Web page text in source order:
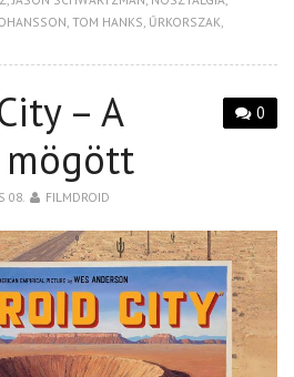
,TOM HANKS, ŰRKORSZAK,
0
– A
mögött
08. FILMDROID